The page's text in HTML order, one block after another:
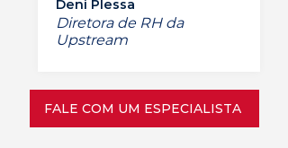
Deni Plessa
Diretora de RH da
Upstream
FALE COM UM ESPECIALISTA